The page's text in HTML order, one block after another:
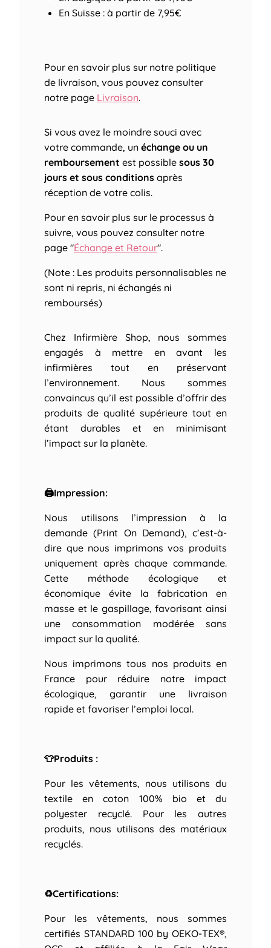
En Suisse : à partir de 7,95€
Pour en savoir plus sur notre politique
de livraison, vous pouvez consulter
notre page Livraison.
Si vous avez le moindre souci avec
votre commande, un échange ou un
remboursement est possible sous 30
jours et sous conditions après
réception de votre colis.
Pour en savoir plus sur le processus à
suivre, vous pouvez consulter notre
page "Échange et Retour".
(Note : Les produits personnalisables ne
sont ni repris, ni échangés ni
remboursés)
Chez Infirmière Shop, nous sommes
engagés à mettre en avant les
infirmières tout en préservant
l’environnement. Nous sommes
convaincus qu’il est possible d’offrir des
produits de qualité supérieure tout en
étant durables et en minimisant
l’impact sur la planète.
🖨Impression:
Nous utilisons l’impression à la
demande (Print On Demand), c’est-à-
dire que nous imprimons vos produits
uniquement après chaque commande.
Cette méthode écologique et
économique évite la fabrication en
masse et le gaspillage, favorisant ainsi
une consommation modérée sans
impact sur la qualité.
Nous imprimons tous nos produits en
France pour réduire notre impact
écologique, garantir une livraison
rapide et favoriser l’emploi local.
👕Produits :
Pour les vêtements, nous utilisons du
textile en coton 100% bio et du
polyester recyclé. Pour les autres
produits, nous utilisons des matériaux
recyclés.
♻Certifications:
Pour les vêtements, nous sommes
certifiés STANDARD 100 by OEKO-TEX®,